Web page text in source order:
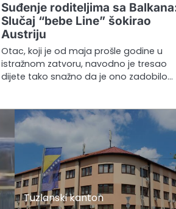
Suđenje roditeljima sa
Slučaj “bebe Line” šokirao
Austriju
Otac, koji je od maja prošle godine u
istražnom zatvoru, navodno je tresao
dijete tako snažno da je ono zadobilo…
Tuzlanski kanton